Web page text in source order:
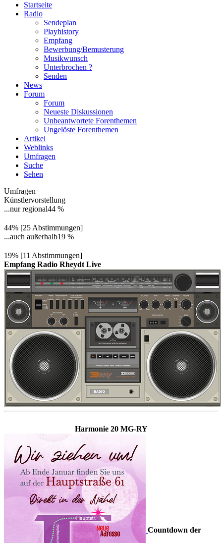
Startseite
Radio
Sendeplan
Playhistory
Empfang
Bewerbung/Bemusterung
Musikwunsch
Unterbrochen ?
Senden
News
Forum
Forum
Neueste Diskussionen
Unbeantwortete Forenthemen
Ungelöste Forenthemen
Artikel
Weblinks
Umfragen
Suche
Sehen
Umfragen
Künstlervorstellung
...nur regional44 %
44% [25 Abstimmungen]
...auch außerhalb19 %
19% [11 Abstimmungen]
Empfang Radio Rheydt Live
Harmonie 20 MG-RY
Countdown der